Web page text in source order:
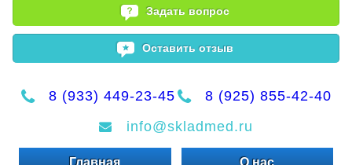
Задать вопрос
Оставить отзыв
8 (933) 449-23-45
8 (925) 855-42-40
info@skladmed.ru
Главная О нас